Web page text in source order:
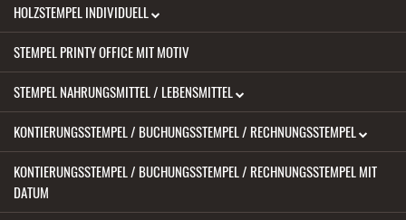
HOLZSTEMPEL INDIVIDUELL
STEMPEL PRINTY OFFICE MIT MOTIV
STEMPEL NAHRUNGSMITTEL / LEBENSMITTEL
KONTIERUNGSSTEMPEL / BUCHUNGSSTEMPEL / RECHNUNGSSTEMPEL
KONTIERUNGSSTEMPEL / BUCHUNGSSTEMPEL / RECHNUNGSSTEMPEL MIT
DATUM